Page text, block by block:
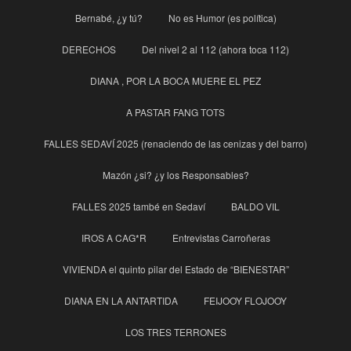
Bernabé, ¿y tú? No es Humor (es política)
DERECHOS Del nivel 2 al 112 (ahora toca 112)
DIANA , POR LA BOCA MUERE EL PEZ
A PASTAR FANG TOTS
FALLES SEDAVÍ 2025 (renaciendo de las cenizas y del barro)
Mazón ¿si? ¿y los Responsables?
FALLES 2025 també en Sedaví BALDO VIL
IROS A CAG*R Entrevistas Carroñeras
VIVIENDA el quinto pilar del Estado de “BIENESTAR”
DIANA EN LA ANTARTIDA FEIJOOY FLOJOOY
LOS TRES TERRONES